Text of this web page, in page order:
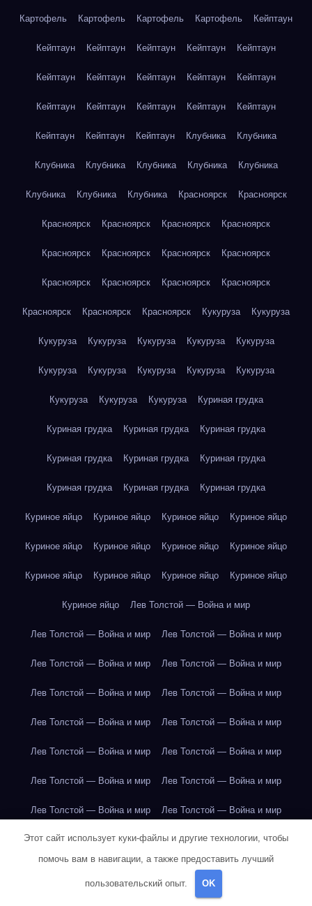
Картофель Картофель Картофель Картофель Кейптаун
Кейптаун Кейптаун Кейптаун Кейптаун Кейптаун
Кейптаун Кейптаун Кейптаун Кейптаун Кейптаун
Кейптаун Кейптаун Кейптаун Кейптаун Кейптаун
Кейптаун Кейптаун Кейптаун Клубника Клубника
Клубника Клубника Клубника Клубника Клубника
Клубника Клубника Клубника Красноярск Красноярск
Красноярск Красноярск Красноярск Красноярск
Красноярск Красноярск Красноярск Красноярск
Красноярск Красноярск Красноярск Красноярск
Красноярск Красноярск Красноярск Кукуруза Кукуруза
Кукуруза Кукуруза Кукуруза Кукуруза Кукуруза
Кукуруза Кукуруза Кукуруза Кукуруза Кукуруза
Кукуруза Кукуруза Кукуруза Куриная грудка
Куриная грудка Куриная грудка Куриная грудка
Куриная грудка Куриная грудка Куриная грудка
Куриная грудка Куриная грудка Куриная грудка
Куриное яйцо Куриное яйцо Куриное яйцо Куриное яйцо
Куриное яйцо Куриное яйцо Куриное яйцо Куриное яйцо
Куриное яйцо Куриное яйцо Куриное яйцо Куриное яйцо
Куриное яйцо Лев Толстой — Война и мир
Лев Толстой — Война и мир Лев Толстой — Война и мир
Лев Толстой — Война и мир Лев Толстой — Война и мир
Лев Толстой — Война и мир Лев Толстой — Война и мир
Лев Толстой — Война и мир Лев Толстой — Война и мир
Лев Толстой — Война и мир Лев Толстой — Война и мир
Лев Толстой — Война и мир Лев Толстой — Война и мир
Лев Толстой — Война и мир Лев Толстой — Война и мир
Лондон Лондон Лондон Лондон Лондон Лондон
Лондон
Лондон Лос-Анджелес
Этот сайт использует куки-файлы и другие технологии, чтобы
помочь вам в навигации, а также предоставить лучший
пользовательский опыт. OK